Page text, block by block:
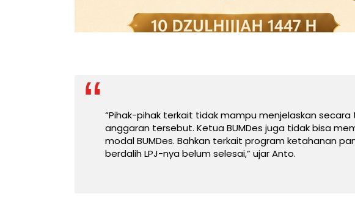
“Pihak-pihak terkait tidak mampu menjelaskan
anggaran tersebut. Ketua BUMDes juga tidak bisa
modal BUMDes. Bahkan terkait program ketahanan
berdalih LPJ-nya belum selesai,” ujar Anto.